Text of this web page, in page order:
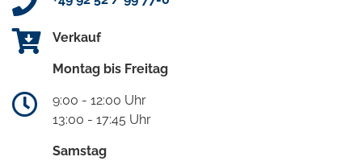
Verkauf
Montag bis Freitag
9:00 - 12:00 Uhr
13:00 - 17:45 Uhr
Samstag